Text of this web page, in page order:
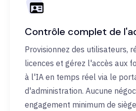
Contrôle complet de
Provisionnez des utilisateurs,
licences et gérez l'accès aux
à l'IA en temps réel via le
d'administration. Aucune
engagement minimum de